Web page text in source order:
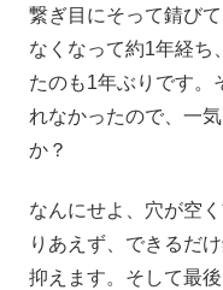
繋ぎ目にそって錆び
なくなって約1年経ち
たのも1年ぶりです。
れなかったので、一
か？
なんにせよ、穴が空
りあえず、できるだ
抑えます。そして最